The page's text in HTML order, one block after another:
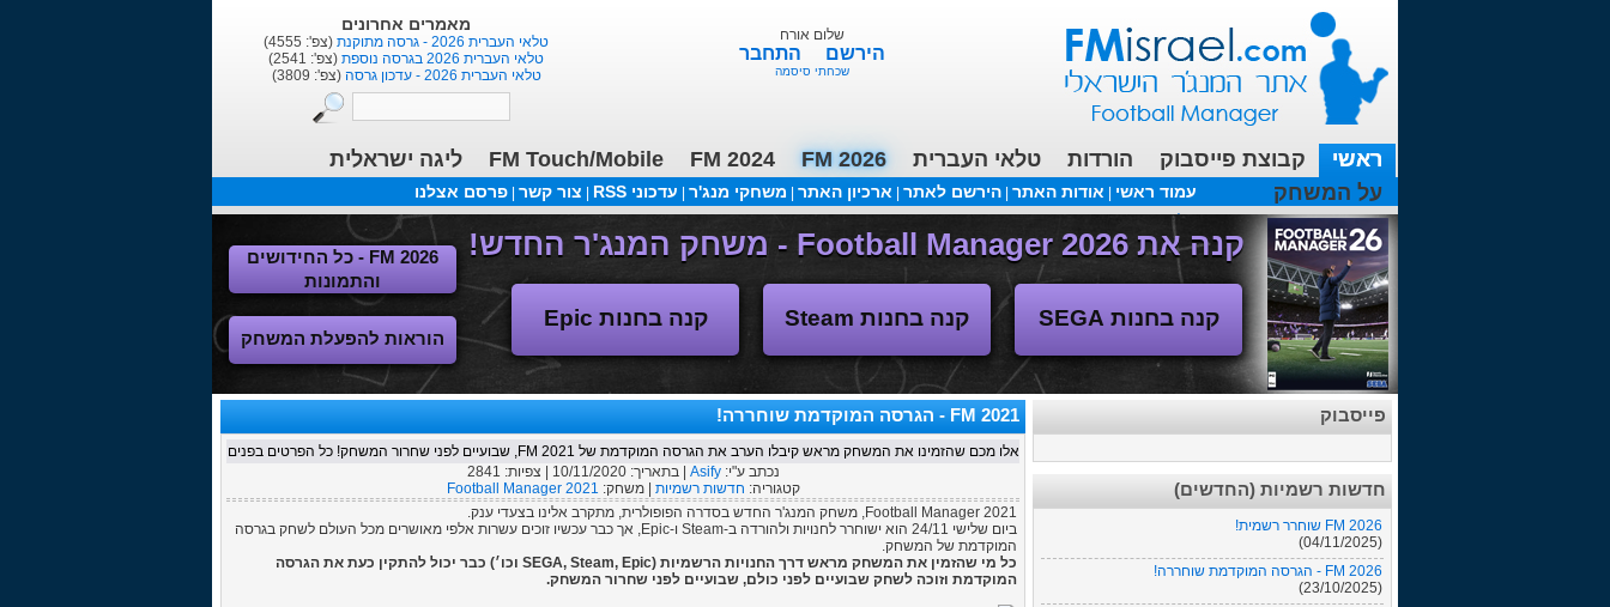
מאמרים אחרונים
טלאי העברית 2026 - גרסה מתוקנת
(צפ': 4555)
טלאי העברית 2026 בגרסה נוספת
(צפ': 2541)
טלאי העברית 2026 - עדכון גרסה
(צפ': 3809)
שלום אורח
הירשם התחבר
שכחתי סיסמה
ראשי קבוצת פייסבוק הורדות טלאי העברית FM 2026
FM 2024
FM Touch/Mobile
ליגה ישראלית
על המשחק
עמוד ראשי אודות האתר |הירשם לאתר ארכיון האתר משחקי מנג'ר עדכוני RSS צור קשר פרסם אצלנו
עכשיו בפורומים:מנג'ר 2010 - טבלת הליגה
קנה את Football Manager 2026 - משחק המנג'ר החדש!
קנה בחנות SEGA קנה בחנות Steam קנה בחנות Epic
FM 2026 - כל החידושים
והתמונות
הוראות להפעלת המשחק
פייסבוק
חדשות רשמיות (החדשים)
FM 2026 שוחרר רשמית!
(04/11/2025)
FM 2026 - הגרסה המוקדמת שוחררה!
(23/10/2025)
FM 2021 - הגרסה המוקדמת שוחררה!
אלו מכם שהזמינו את המשחק מראש קיבלו הערב את הגרסה המוקדמת של FM 2021, שבועיים לפני שחרור המשחק! כל הפרטים בפנים
נכתב ע"י:Asify | בתאריך:10/11/2020 | צפיות: 2841
קטגוריה: חדשות רשמיות | משחק: Football Manager 2021
Football Manager 2021, משחק המנג'ר החדש בסדרה הפופולרית, מתקרב אלינו בצעדי ענק.
ביום שלישי 24/11 הוא ישוחרר לחנויות ולהורדה ב-Steam ו-Epic, אך כבר עכשיו זוכים עשרות אלפי מאושרים מכל העולם לשחק בגרסה
המוקדמת של המשחק.
כל מי שהזמין את המשחק מראש דרך החנויות הרשמיות (SEGA, Steam, Epic וכו׳) כבר יכול להתקין כעת את הגרסה
המוקדמת וזוכה לשחק שבועיים לפני כולם, שבועיים לפני שחרור המשחק.